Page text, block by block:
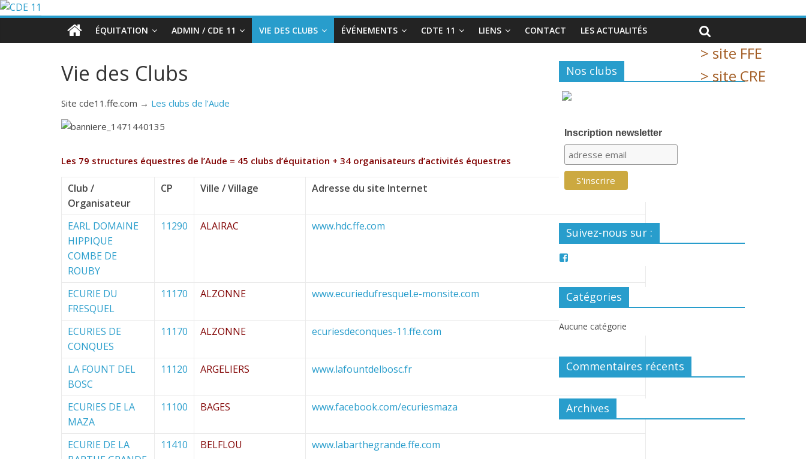
ÉQUITATION ADMIN / CDE 11 VIE DES CLUBS ÉVÉNEMENTS CDTE 11 LIENS CONTACT LES ACTUALITÉS
Vie des Clubs
Site cde11.ffe.com → Les clubs de l’Aude
Les 79 structures équestres de l’Aude = 45 clubs d’équitation + 34 organisateurs d’activités équestres
Club /
Organisateur
CP Ville / Village Adresse du site Internet
EARL DOMAINE
HIPPIQUE
COMBE DE
ROUBY
11290 ALAIRAC www.hdc.ffe.com
ECURIE DU
FRESQUEL
11170 ALZONNE www.ecuriedufresquel.e-monsite.com
ECURIES DE
CONQUES
11170 ALZONNE ecuriesdeconques-11.ffe.com
LA FOUNT DEL
BOSC
11120 ARGELIERS www.lafountdelbosc.fr
ECURIES DE LA
MAZA
11100 BAGES www.facebook.com/ecuriesmaza
ECURIE DE LA
11410 BELFLOU www.labarthegrande.ffe.com
Nos clubs
Inscription newsletter
Suivez-nous sur :
Catégories
Aucune catégorie
Commentaires récents
Archives
> site FFE
> site CRE